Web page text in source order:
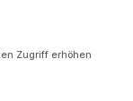
Zugriff erhöhen